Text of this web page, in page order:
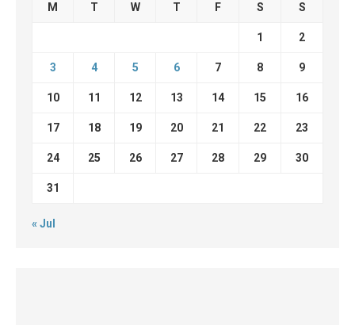
M T W T F S S
1 2
3 4 5 6 7 8 9
10 11 12 13 14 15 16
17 18 19 20 21 22 23
24 25 26 27 28 29 30
31
« Jul